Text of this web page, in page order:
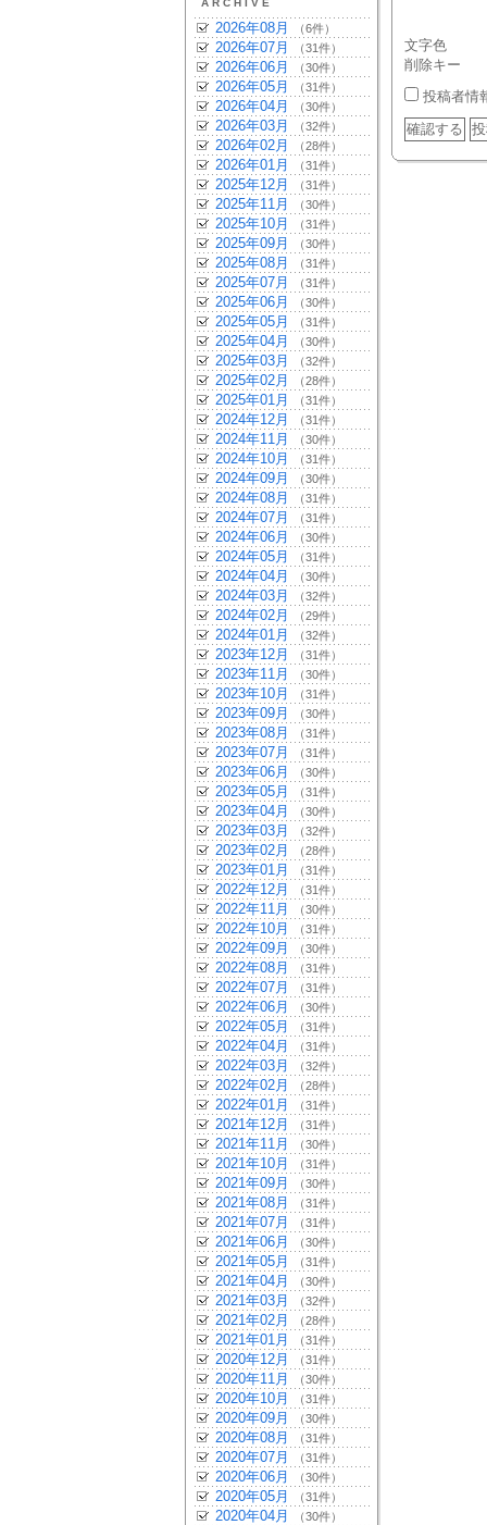
ARCHIVE
2026年08月 （6件）
2026年07月 （31件）
2026年06月 （30件）
2026年05月 （31件）
2026年04月 （30件）
2026年03月 （32件）
2026年02月 （28件）
2026年01月 （31件）
2025年12月 （31件）
2025年11月 （30件）
2025年10月 （31件）
2025年09月 （30件）
2025年08月 （31件）
2025年07月 （31件）
2025年06月 （30件）
2025年05月 （31件）
2025年04月 （30件）
2025年03月 （32件）
2025年02月 （28件）
2025年01月 （31件）
2024年12月 （31件）
2024年11月 （30件）
2024年10月 （31件）
2024年09月 （30件）
2024年08月 （31件）
2024年07月 （31件）
2024年06月 （30件）
2024年05月 （31件）
2024年04月 （30件）
2024年03月 （32件）
2024年02月 （29件）
2024年01月 （32件）
2023年12月 （31件）
2023年11月 （30件）
2023年10月 （31件）
2023年09月 （30件）
2023年08月 （31件）
2023年07月 （31件）
2023年06月 （30件）
2023年05月 （31件）
2023年04月 （30件）
2023年03月 （32件）
2023年02月 （28件）
2023年01月 （31件）
2022年12月 （31件）
2022年11月 （30件）
2022年10月 （31件）
2022年09月 （30件）
2022年08月 （31件）
2022年07月 （31件）
2022年06月 （30件）
2022年05月 （31件）
2022年04月 （31件）
2022年03月 （32件）
2022年02月 （28件）
2022年01月 （31件）
2021年12月 （31件）
2021年11月 （30件）
2021年10月 （31件）
2021年09月 （30件）
2021年08月 （31件）
2021年07月 （31件）
2021年06月 （30件）
2021年05月 （31件）
2021年04月 （30件）
2021年03月 （32件）
2021年02月 （28件）
2021年01月 （31件）
2020年12月 （31件）
2020年11月 （30件）
2020年10月 （31件）
2020年09月 （30件）
2020年08月 （31件）
2020年07月 （31件）
2020年06月 （30件）
2020年05月 （31件）
2020年04月 （30件）
文字色
削除キー
投稿者情